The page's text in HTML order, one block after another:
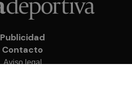
Publicidad
Contacto
Aviso legal